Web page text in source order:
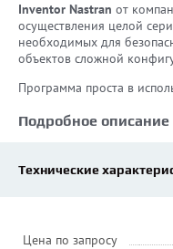
Inventor Nastran от
осуществления целой
необходимых для
объектов сложной
Программа проста в
Подробное описание
Технические
Цена по запросу